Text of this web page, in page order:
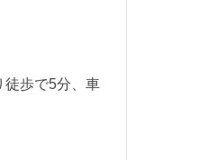
徒歩で5分、車